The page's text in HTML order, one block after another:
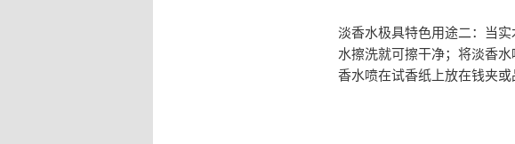
淡香水极具特色用途二：当
水擦洗就可擦干净；将淡香
香水喷在试香纸上放在钱夹或